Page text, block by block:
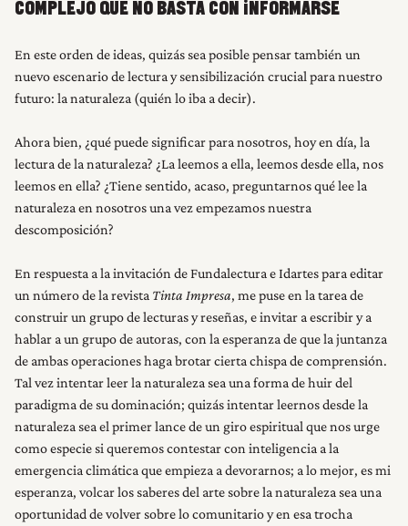
COMPLEJO QUE NO BASTA CON INFORMARSE
En este orden de ideas, quizás sea posible pensar también un
nuevo escenario de lectura y sensibilización crucial para nuestro
futuro: la naturaleza (quién lo iba a decir).
Ahora bien, ¿qué puede significar para nosotros, hoy en día, la
lectura de la naturaleza? ¿La leemos a ella, leemos desde ella, nos
leemos en ella? ¿Tiene sentido, acaso, preguntarnos qué lee la
naturaleza en nosotros una vez empezamos nuestra
descomposición?
En respuesta a la invitación de Fundalectura e Idartes para editar
un número de la revista Tinta Impresa, me puse en la tarea de
construir un grupo de lecturas y reseñas, e invitar a escribir y a
hablar a un grupo de autoras, con la esperanza de que la juntanza
de ambas operaciones haga brotar cierta chispa de comprensión.
Tal vez intentar leer la naturaleza sea una forma de huir del
paradigma de su dominación; quizás intentar leernos desde la
naturaleza sea el primer lance de un giro espiritual que nos urge
como especie si queremos contestar con inteligencia a la
emergencia climática que empieza a devorarnos; a lo mejor, es mi
esperanza, volcar los saberes del arte sobre la naturaleza sea una
oportunidad de volver sobre lo comunitario y en esa trocha